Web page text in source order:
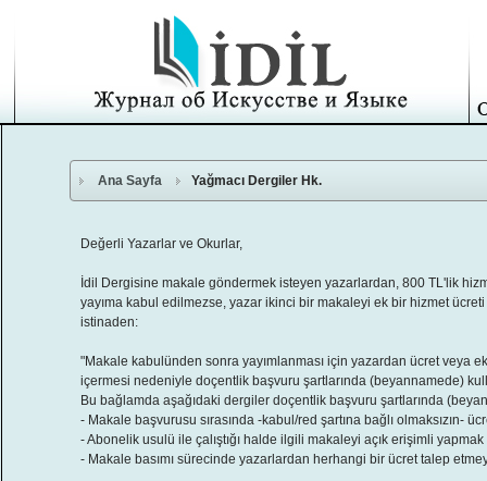
Ana Sayfa Yağmacı Dergiler Hk.
Değerli Yazarlar ve Okurlar,
İdil Dergisine makale göndermek isteyen yazarlardan, 800 TL'lik
yayıma kabul edilmezse, yazar ikinci bir makaleyi ek bir hizmet
istinaden:
"Makale kabulünden sonra yayımlanması için yazardan ücret veya
içermesi nedeniyle doçentlik başvuru şartlarında (beyannamede)
Bu bağlamda aşağıdaki dergiler doçentlik başvuru şartlarında
- Makale başvurusu sırasında -kabul/red şartına bağlı olmaksızın-
- Abonelik usulü ile çalıştığı halde ilgili makaleyi açık erişimli
- Makale basımı sürecinde yazarlardan herhangi bir ücret talep